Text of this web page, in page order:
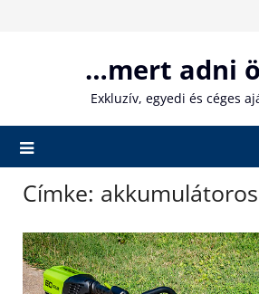
…mert adni
Exkluzív, egyedi és céges
Címke: